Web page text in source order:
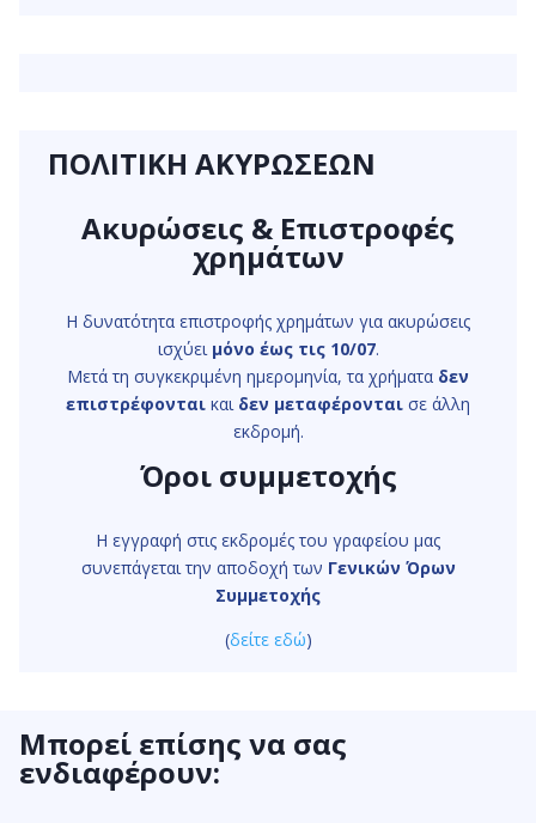
ΠΟΛΙΤΙΚΗ ΑΚΥΡΩΣΕΩΝ
Ακυρώσεις & Επιστροφές
χρημάτων
Η δυνατότητα επιστροφής χρημάτων για ακυρώσεις
ισχύει μόνο έως τις 10/07.
Μετά τη συγκεκριμένη ημερομηνία, τα χρήματα δεν
επιστρέφονται και δεν μεταφέρονται σε άλλη
εκδρομή.
Όροι συμμετοχής
Η εγγραφή στις εκδρομές του γραφείου μας
συνεπάγεται την αποδοχή των Γενικών Όρων
Συμμετοχής
(δείτε εδώ)
Μπορεί επίσης να σας
ενδιαφέρουν: